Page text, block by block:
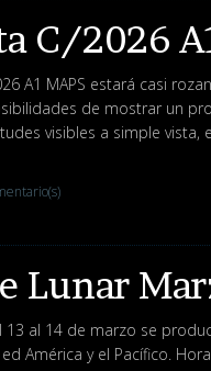
C/2026
A1 MAPS estará casi
de mostrar un
visibles a simple
Lunar
13 al 14 de marzo se
América y el Pacífico.